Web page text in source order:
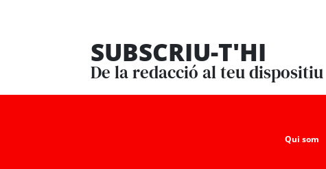
SUBSCRIU-T'HI
De la redacció al teu dispositiu
Qui som